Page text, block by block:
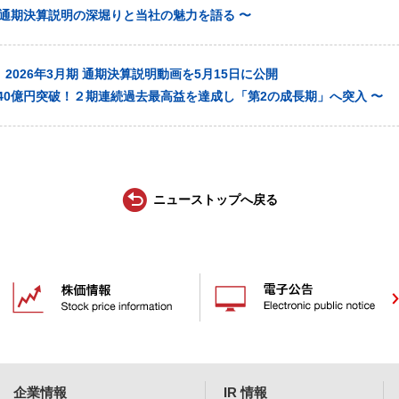
期決算説明の深堀りと当社の魅力を語る 〜
2026年3月期 通期決算説明動画を5月15日に公開
億円突破！２期連続過去最高益を達成し「第2の成長期」へ突入 〜
ニューストップへ戻る
企業情報 IR 情報